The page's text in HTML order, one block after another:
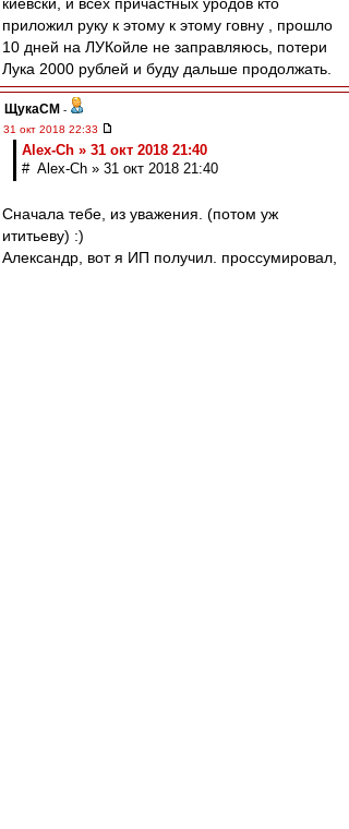
приложил руку к этому к этому говну , прошло
10 дней на ЛУКойле не заправляюсь, потери
Лука 2000 рублей и буду дальше продолжать.
ЩукаСМ -
31 окт 2018 22:33
Alex-Ch » 31 окт 2018 21:40
# Alex-Ch » 31 окт 2018 21:40
Сначала тебе, из уважения. (потом уж
ититьеву) :)
Александр, вот я ИП получил. проссумировал,